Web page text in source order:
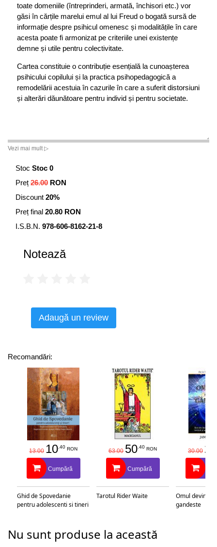
toate domeniile (întreprinderi, armată, închisori etc.) vor
găsi în cărțile marelui emul al lui Freud o bogată sursă de
informație despre psihicul omenesc și modalitățile în care
acesta poate fi armonizat pe criteriile unei existențe
demne și utile pentru colectivitate.
Cartea constituie o contribuție esențială la cunoașterea
psihicului copilului și la practica psihopedagogică a
remodelării acestuia în cazurile în care a suferit distorsiuni
și alterări dăunătoare pentru individ și pentru societate.
Vezi mai mult ▷
Stoc Stoc 0
Preț 26.00 RON
Discount 20%
Preț final 20.80 RON
I.S.B.N. 978-606-8162-21-8
Notează
Adaugă un review
Recomandări:
13.00 10.40 RON
Cumpără
Ghid de Spovedanie
pentru adolescenti si tineri
63.00 50.40 RON
Cumpără
Tarotul Rider Waite
30.00 25
Omul devine
gandeste
Nu sunt produse la această